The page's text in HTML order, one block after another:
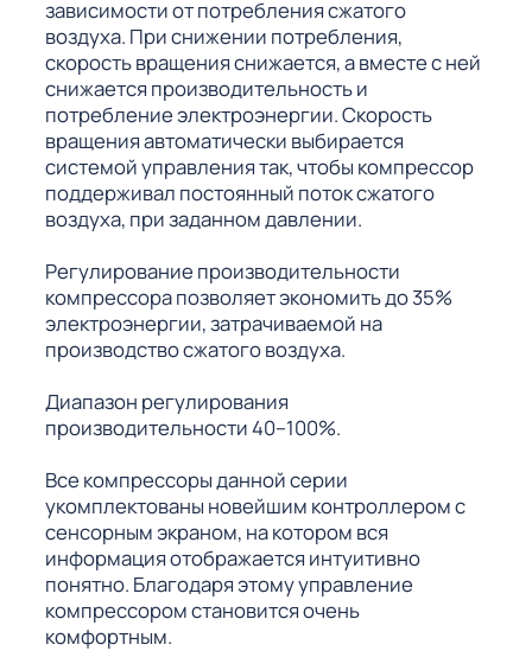
зависимости от потребления сжатого
воздуха. При снижении потребления,
скорость вращения снижается, а вместе с ней
снижается производительность и
потребление электроэнергии. Скорость
вращения автоматически выбирается
системой управления так, чтобы компрессор
поддерживал постоянный поток сжатого
воздуха, при заданном давлении.
Регулирование производительности
компрессора позволяет экономить до 35%
электроэнергии, затрачиваемой на
производство сжатого воздуха.
Диапазон регулирования
производительности 40–100%.
Все компрессоры данной серии
укомплектованы новейшим контроллером с
сенсорным экраном, на котором вся
информация отображается интуитивно
понятно. Благодаря этому управление
компрессором становится очень
комфортным.